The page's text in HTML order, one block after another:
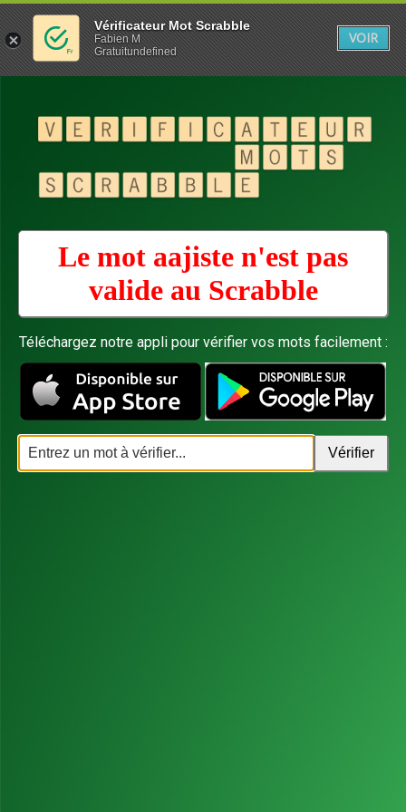
Le mot aajiste n'est pas
valide au Scrabble
Téléchargez notre appli pour vérifier vos mots facilement :
Vérificateur Mot Scrabble
Fabien M
Gratuitundefined
VOIR